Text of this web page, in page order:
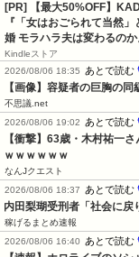
[PR]
【最大50%OFF】
『「女はおごられて当然
婚 モラハラ夫は変わるの
Kindleストア
2026/08/06 18:35
あとで読む
【画像】容疑者の巨胸の
不思議.net
2026/08/06 19:02
あとで読む
【衝撃】63歳・木村祐一
ｗｗｗｗｗｗ
なんJクエスト
2026/08/06 18:37
あとで読む
内田梨瑚受刑者「社会に戻
稼げるまとめ速報
2026/08/06 16:40
あとで読む